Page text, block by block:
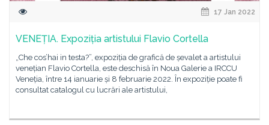
17 Jan 2022
VENEȚIA. Expoziția artistului Flavio Cortella
„Che cos’hai in testa?”, expoziția de grafică de șevalet a artistului
venețian Flavio Cortella, este deschisă în Noua Galerie a IRCCU
Veneția, între 14 ianuarie și 8 februarie 2022. În expoziție poate fi
consultat catalogul cu lucrări ale artistului,